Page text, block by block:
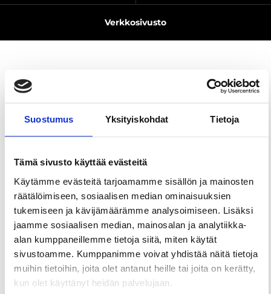
Suostumus Yksityiskohdat Tietoja
Tämä sivusto käyttää evästeitä
Käytämme evästeitä tarjoamamme sisällön ja mainosten
räätälöimiseen, sosiaalisen median ominaisuuksien
tukemiseen ja kävijämäärämme analysoimiseen. Lisäksi
jaamme sosiaalisen median, mainosalan ja analytiikka-
alan kumppaneillemme tietoja siitä, miten käytät
sivustoamme. Kumppanimme voivat yhdistää näitä tietoja
muihin tietoihin, joita olet antanut heille tai joita on kerätty,
kun olet käyttänyt heidän palvelujaan.
Verkkosivusto
Jaa sivu
mataluuden ansiosta. Uimiseen voi hyödyntää
myös rannalta löytyvää laituria pulahtaakseen
Keihäsjärveen.
Rannalla on WC-tilat ja pukukopit.